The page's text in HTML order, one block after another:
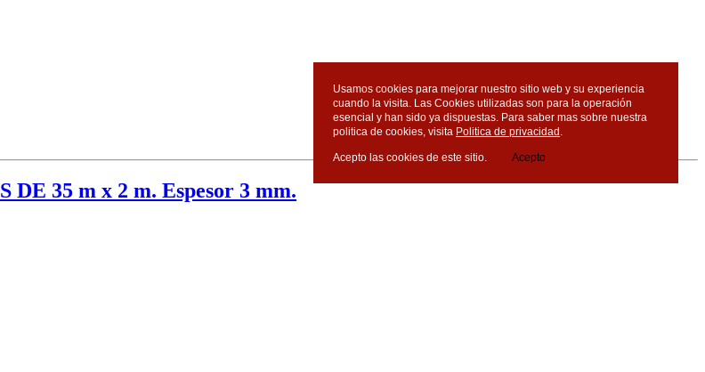
35 m x 2 m. Espesor 3 mm.
Usamos cookies para mejorar nuestro sitio web y su experiencia
cuando la visita. Las Cookies utilizadas son para la operación
esencial y han sido ya dispuestas. Para saber mas sobre nuestra
politica de cookies, visita Politica de privacidad .
Acepto las cookies de este sitio. Acepto